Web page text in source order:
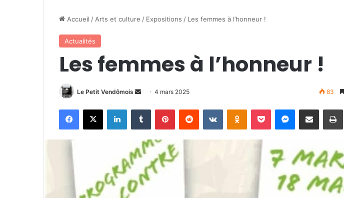
Accueil / Arts et culture / Expositions / Les femmes à l’honneur !
Actualités
Les femmes à l’honneur !
Le Petit Vendômois
v
o
y
e
u
n
4 mars 2025 83